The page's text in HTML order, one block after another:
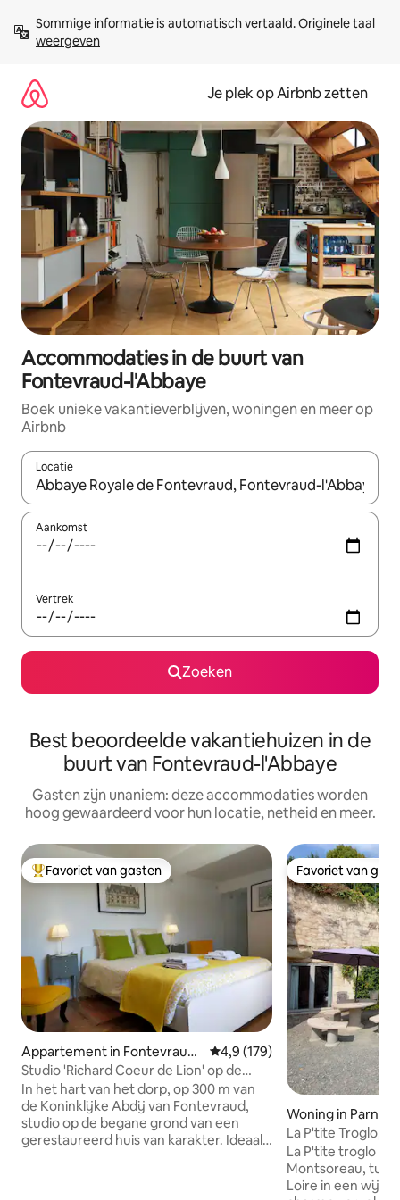
direct
naar
Sommige informatie is automatisch vertaald. Originele taal
weergeven
Je plek op Airbnb zetten
Accommodaties in de buurt van
Fontevraud-l'Abbaye
Boek unieke vakantieverblijven, woningen en meer op
Airbnb
Locatie
Wanneer er resultaten beschikbaar zijn, maak je een keuze
Aankomst
Vertrek
Zoeken
Best beoordeelde vakantiehuizen in de
buurt van Fontevraud-l'Abbaye
Gasten zijn unaniem: deze accommodaties worden
hoog gewaardeerd voor hun locatie, netheid en meer.
Topfavoriet van gasten
Favoriet van gasten
Appartement in Fontevraud-
l'Abbaye
Gemiddelde beoordeling van
4,9 (179)
Studio 'Richard Coeur de Lion' op de
begane grond
In het hart van het dorp, op 300 m van
de Koninklijke Abdij van Fontevraud,
studio op de begane grond van een
gerestaureerd huis van karakter. Ideaal
Favoriet van
Favoriet van
Woning in Parnay
La P'tite Troglo,
heuvel
La P'tite troglo
Montsoreau,
Loire in een